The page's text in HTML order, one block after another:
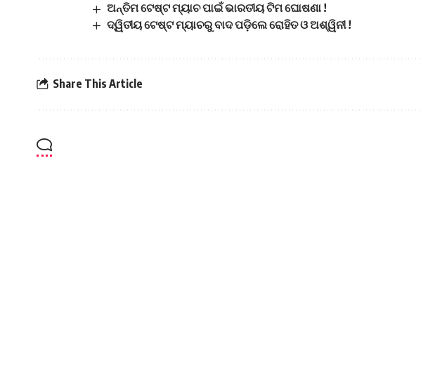
ଅନ୍ତିମ ଟେଷ୍ଟ ମ୍ୟାଚ ପାଇଁ ଭାରତୀୟ ଟିମ ଘୋଷଣା !
ଦ୍ୱିତୀୟ ଟେଷ୍ଟ ମ୍ୟାଚରୁ ବାଦ ପଡ଼ିଲେ ରୋହିତ ଓ ଅଶ୍ୱିନୀ !
Share This Article